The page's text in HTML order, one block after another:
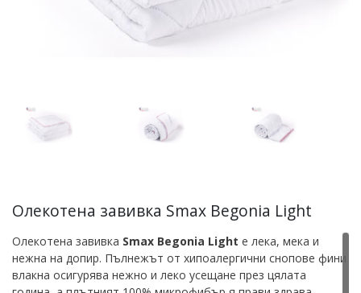
Олекотена завивка Smax Begonia Light
Олекотена завивка Smax Begonia Light е лека, мека и
нежна на допир. Пълнежът от хипоалергични снопове фини
влакна осигурява нежно и леко усещане през цялата